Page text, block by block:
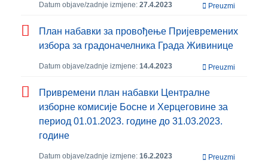
Datum objave/zadnje izmjene: 27.4.2023 Preuzmi
План набавки за провођење Пријевремених
избора за градоначелника Града Живинице
Datum objave/zadnje izmjene: 14.4.2023 Preuzmi
Привремени план набавки Централне
изборне комисије Босне и Херцеговине за
период 01.01.2023. године до 31.03.2023.
године
Datum objave/zadnje izmjene: 16.2.2023 Preuzmi